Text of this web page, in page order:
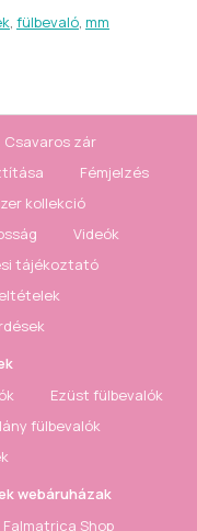
, fülbevaló, mm
Csavaros zár
Fémjelzés
kollekció
Videók
tájékoztató
Ezüst fülbevalók
fülbevalók
webáruházak
Falmatrica Shop